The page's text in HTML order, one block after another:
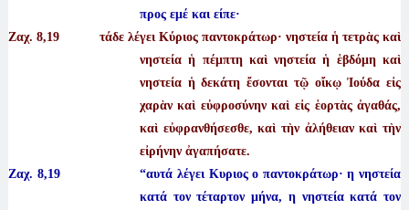
προς εμέ και είπε·
Ζαχ. 8,19 τάδε λέγει Κύριος παντοκράτωρ· νηστεία ἡ τετρὰς καὶ
νηστεία ἡ πέμπτη καὶ νηστεία ἡ ἑβδόμη καὶ
νηστεία ἡ δεκάτη ἔσονται τῷ οἴκῳ Ἰούδα εἰς
χαρὰν καὶ εὐφροσύνην καὶ εἰς ἑορτὰς ἀγαθάς,
καὶ εὐφρανθήσεσθε, καὶ τὴν ἀλήθειαν καὶ τὴν
εἰρήνην ἀγαπήσατε.
Ζαχ. 8,19 “αυτά λέγει Κυριος ο παντοκράτωρ· η νηστεία
κατά τον τέταρτον μήνα, η νηστεία κατά τον